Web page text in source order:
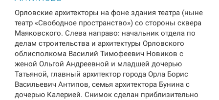
Орловские архитекторы на фоне здания театра (ныне
театр «Свободное пространство») со стороны сквера
Маяковского. Слева направо: начальник отдела по
делам строительства и архитектуры Орловского
облисполкома Василий Тимофеевич Новиков с
женой Ольгой Андреевной и младшей дочерью
Татьяной, главный архитектор города Орла Борис
Васильевич Антипов, семья архитектора Бунина с
дочерью Калерией. Снимок сделан приблизительно